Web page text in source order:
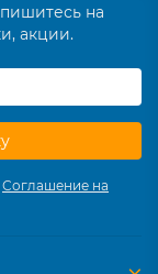
на
акции.
Соглашение на